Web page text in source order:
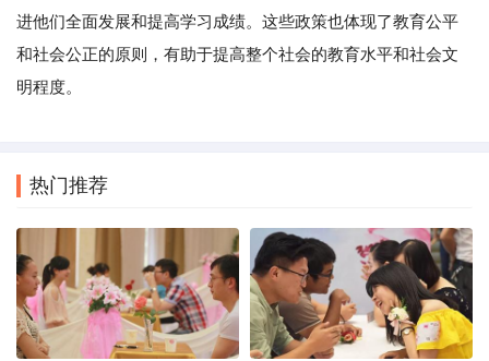
进他们全面发展和提高学习成绩。这些政策也体现了教育公平
和社会公正的原则，有助于提高整个社会的教育水平和社会文
明程度。
热门推荐